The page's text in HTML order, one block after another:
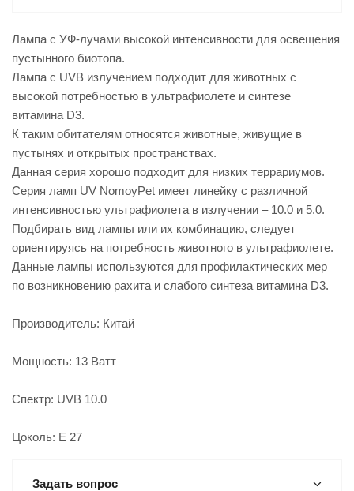
Лампа с УФ-лучами высокой интенсивности для освещения
пустынного биотопа.
Лампа с UVB излучением подходит для животных с
высокой потребностью в ультрафиолете и синтезе
витамина D3.
К таким обитателям относятся животные, живущие в
пустынях и открытых пространствах.
Данная серия хорошо подходит для низких террариумов.
Серия ламп UV NomoyPet имеет линейку с различной
интенсивностью ультрафиолета в излучении – 10.0 и 5.0.
Подбирать вид лампы или их комбинацию, следует
ориентируясь на потребность животного в ультрафиолете.
Данные лампы используются для профилактических мер
по возникновению рахита и слабого синтеза витамина D3.
Производитель: Китай
Мощность: 13 Ватт
Спектр: UVB 10.0
Цоколь: E 27
Задать вопрос